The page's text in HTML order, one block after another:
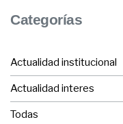
Categorías
Actualidad institucional
Actualidad interes
Todas